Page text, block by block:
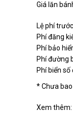
Giá lăn
Lệ phí
Phí đăng
Phí bảo
Phí đường
Phí biển số
* Chưa
Xem thêm: